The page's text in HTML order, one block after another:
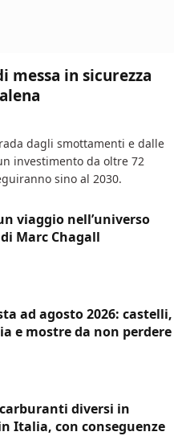
messa in sicurezza
dagli smottamenti e dalle
investimento da oltre 72
sino al 2030.
viaggio nell’universo
Marc Chagall
ad agosto 2026: castelli,
e mostre da non perdere
diversi in
Italia, con conseguenze